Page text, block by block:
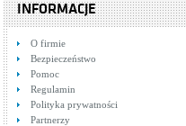
INFORMACJE
O firmie
Bezpieczeństwo
Pomoc
Regulamin
Polityka prywatności
Partnerzy